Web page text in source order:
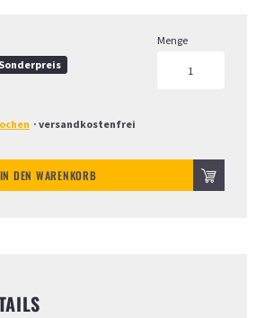
Sonderpreis
· versandkostenfrei
Menge
IN DEN WARENKORB